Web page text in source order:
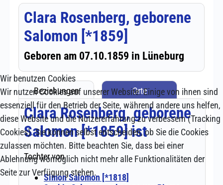
Wir benutzen Cookies
Wir nutzen Cookies auf unserer Website. Einige von ihnen sind
essenziell für den Betrieb der Seite, während andere uns helfen,
diese Website und die Nutzererfahrung zu verbessern (Tracking
Cookies). Sie können selbst entscheiden, ob Sie die Cookies
zulassen möchten. Bitte beachten Sie, dass bei einer
Ablehnung womöglich nicht mehr alle Funktionalitäten der
Seite zur Verfügung stehen.